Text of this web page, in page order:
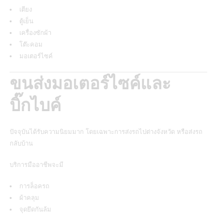
เตียง
ตู้เย็น
เครื่องซักผ้า
โต๊ะคอม
มอเตอร์ไซค์
ขนส่งมอเตอร์ไซค์และ
บิ๊กไบค์
ปัจจุบันได้รับความนิยมมาก โดยเฉพาะการส่งรถไปต่างจังหวัด หรือส่งรถ
กลับบ้าน
บริการมืออาชีพจะมี
การล็อครถ
ผ้าคลุม
จุดยึดกันล้ม